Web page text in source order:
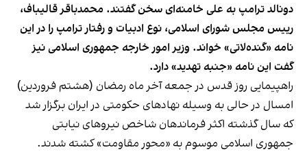
دونالد ترامپ به علی خامنه‌ای سخن گفتند. محمد‌باقر قالیباف،
رییس مجلس شورای اسلامی، نوع ادبیات و رفتار ترامپ را در این
نامه «گنده‌‌لاتی» خواند. وزیر امور خارجه جمهوری اسلامی نیز
گفت این نامه «جنبه تهدید» دارد.
راهپیمایی روز قدس در جمعه آخر ماه رمضان (هشتم فروردین)
امسال در حالی به وسیله نهادهای حکومتی در ایران برگزار شد
که سال گذشته اکثر فرماندهان شاخص نیروهای نیابتی
جمهوری اسلامی موسوم به «محور مقاومت» کشته شدند.